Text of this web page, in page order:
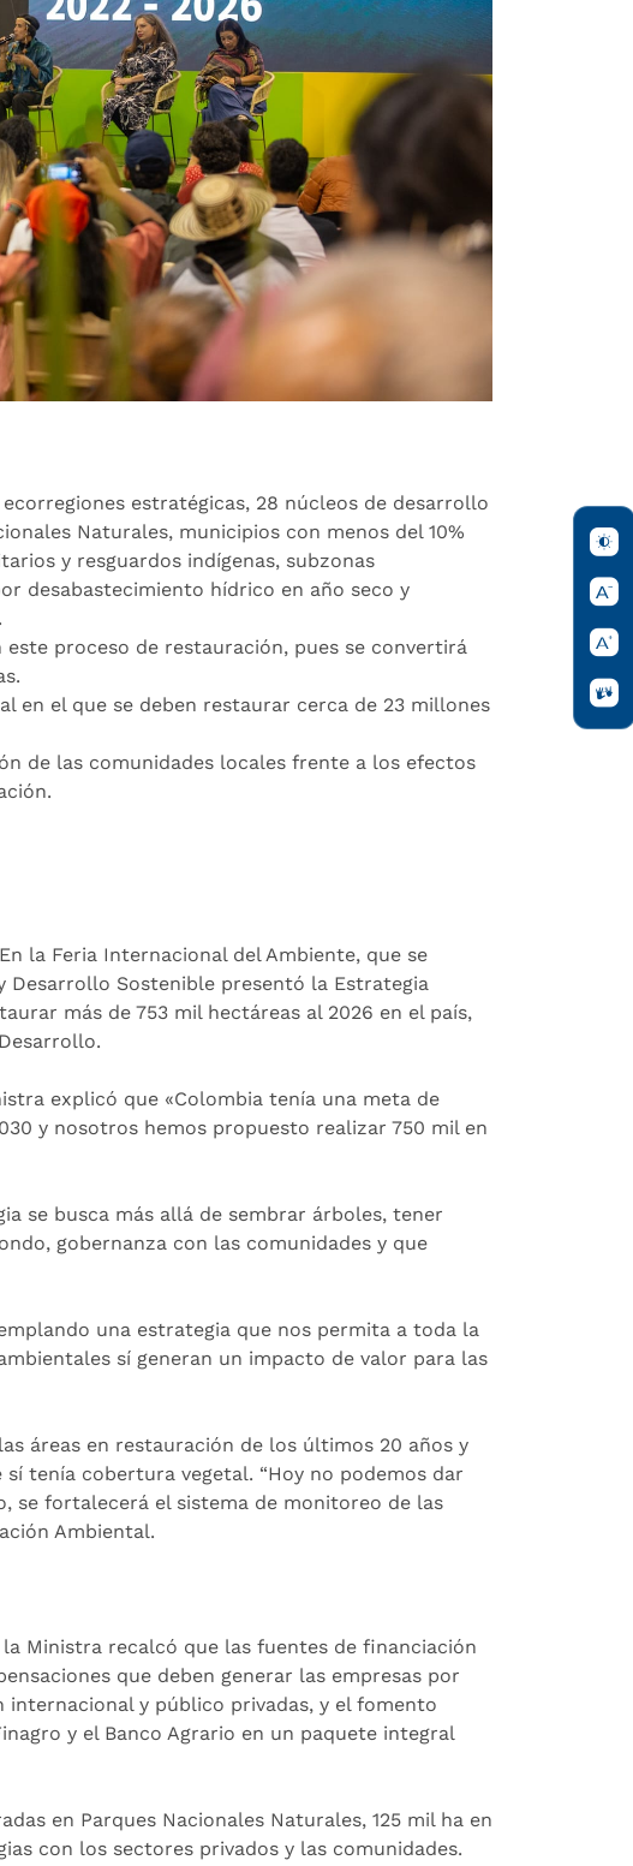
estratégicas, 28 núcleos de desarrollo
Naturales, municipios con menos del 10%
y resguardos indígenas, subzonas
desabastecimiento hídrico en año seco y
proceso de restauración, pues se convertirá
en el que se deben restaurar cerca de 23 millones
de las comunidades locales frente a los efectos
En la Feria Internacional del Ambiente, que se
Desarrollo Sostenible presentó la Estrategia
más de 753 mil hectáreas al 2026 en el país,
explicó que «Colombia tenía una meta de
y nosotros hemos propuesto realizar 750 mil en
se busca más allá de sembrar árboles, tener
gobernanza con las comunidades y que
una estrategia que nos permita a toda la
sí generan un impacto de valor para las
áreas en restauración de los últimos 20 años y
tenía cobertura vegetal. “Hoy no podemos dar
se fortalecerá el sistema de monitoreo de las
Ambiental.
Ministra recalcó que las fuentes de financiación
que deben generar las empresas por
y público privadas, y el fomento
y el Banco Agrario en un paquete integral
en Parques Nacionales Naturales, 125 mil ha en
con los sectores privados y las comunidades.